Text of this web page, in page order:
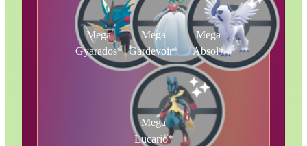
Mega
Gyarados*
Mega
Gardevoir*
Mega
Absol*
Mega
Lucario*